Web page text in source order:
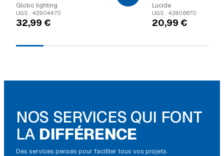
Globo lighting
UGS : 42904470
32,99 €
Lucide
UGS : 42806670
20,99 €
NOS SERVICES QUI FONT
LA DIFFÉRENCE
Des services pensés pour faciliter tous vos projets.